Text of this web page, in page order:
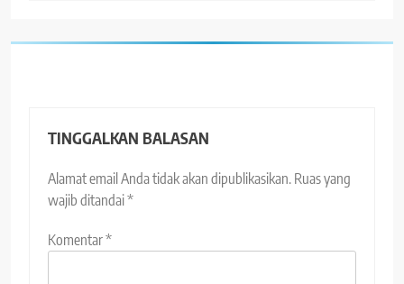
TINGGALKAN BALASAN
Alamat email Anda tidak akan dipublikasikan. Ruas yang
wajib ditandai*
Komentar*